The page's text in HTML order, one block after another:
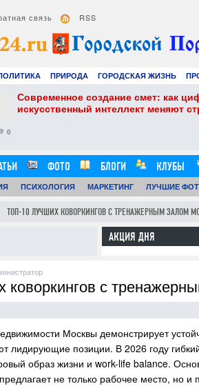
связь RSS
ПРИРОДА ГОРОДСКАЯ ЖИЗНЬ
0
Современное создание смет: как
искусственный интеллект меняют
ФОТО БЛОГИ
КЛУБЫ
ПСИХОЛОГИЯ МАРКЕТИНГ ЛУЧШИЕ
ТОП-10 ЛУЧШИХ КОВОРКИНГОВ С ТРЕНАЖЕРНЫМ ЗАЛОМ
АКЦИЯ ДНЯ
с
Москвы демонстрирует
лидирующие позиции. В 2026 году
образ жизни и work-life balance.
предлагает не только рабочее место,